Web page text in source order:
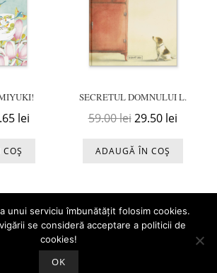
inițial a fost: 61.00 lei.
leiPrețul curent este: 39.65 lei.
SECRETUL DOMNULUI L.
59.00lei Prețul inițial a
29.50 leiPrețul
ADAUGĂ ÎN COȘ
unui serviciu îmbunătățit folosim cookies.
se consideră acceptare a politicii de
cookies!
OK